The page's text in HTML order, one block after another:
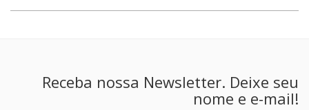
Receba nossa Newsletter. Deixe seu
nome e e-mail!